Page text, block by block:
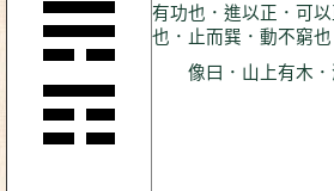
有功也．進以正．可
也．止而巽．動不窮也
像曰．山上有木．